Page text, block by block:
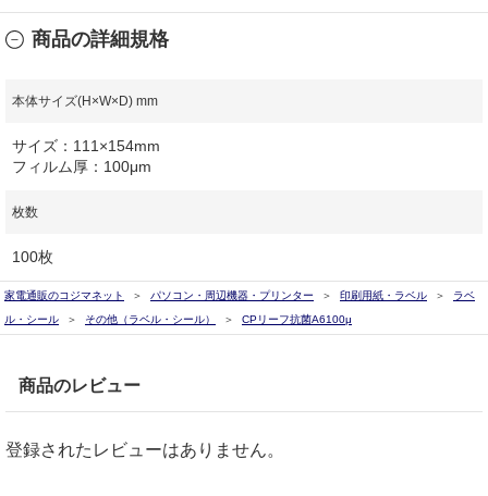
商品の詳細規格
本体サイズ(H×W×D) mm
サイズ：111×154mm
フィルム厚：100μm
枚数
100枚
家電通販のコジマネット パソコン・周辺機器・プリンター 印刷用紙・ラベル
ラベ
ル・シール
その他（ラベル・シール） CPリーフ抗菌A6100μ
商品のレビュー
登録されたレビューはありません。